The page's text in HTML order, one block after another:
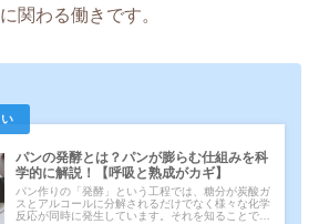
に関わる働きです。
パンの発酵とは？パンが膨らむ仕組みを科
学的に解説！【呼吸と熟成がカギ】
パン作りの「発酵」という工程では、糖分が炭酸ガ
スとアルコールに分解されるだけでなく様々な化学
反応が同時に発生しています。それを知ることでよ